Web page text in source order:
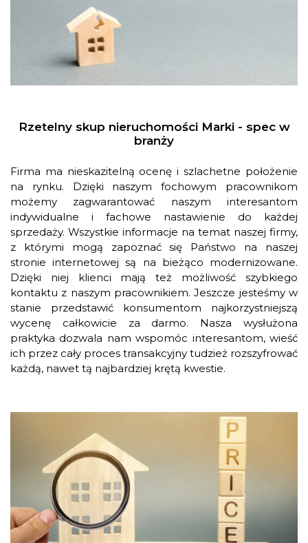
Rzetelny skup nieruchomości Marki - spec w
branży
Firma ma nieskazitelną ocenę i szlachetne położenie
na rynku. Dzięki naszym fochowym pracownikom
możemy zagwarantować naszym interesantom
indywidualne i fachowe nastawienie do każdej
sprzedaży. Wszystkie informacje na temat naszej firmy,
z którymi mogą zapoznać się Państwo na naszej
stronie internetowej są na bieżąco modernizowane.
Dzięki niej klienci mają też możliwość szybkiego
kontaktu z naszym pracownikiem. Jeszcze jesteśmy w
stanie przedstawić konsumentom najkorzystniejszą
wycenę całkowicie za darmo. Nasza wysłużona
praktyka dozwala nam wspomóc interesantom, wieść
ich przez cały proces transakcyjny tudzież rozszyfrować
każdą, nawet tą najbardziej krętą kwestie.